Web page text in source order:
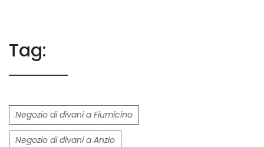
Tag:
Negozio di divani a Fiumicino
Negozio di divani a Anzio